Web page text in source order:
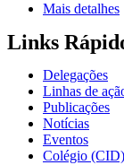
Mais detalhes
Links
Delegações
Linhas de
Publicações
Notícias
Eventos
Colégio (CID)